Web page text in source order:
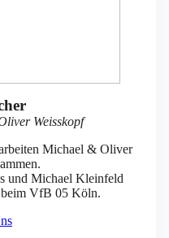
Weisskopf
Michael & Oliver
und Michael Kleinfeld
beim VfB 05 Köln.